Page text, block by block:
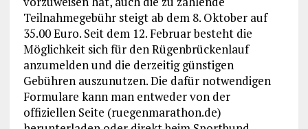
Teilnahmegebühr steigt ab dem 8. Oktober auf
35.00 Euro. Seit dem 12. Februar besteht die
Möglichkeit sich für den Rügenbrückenlauf
anzumelden und die derzeitig günstigen
Gebühren auszunutzen. Die dafür notwendigen
Formulare kann man entweder von der
offiziellen Seite (ruegenmarathon.de)